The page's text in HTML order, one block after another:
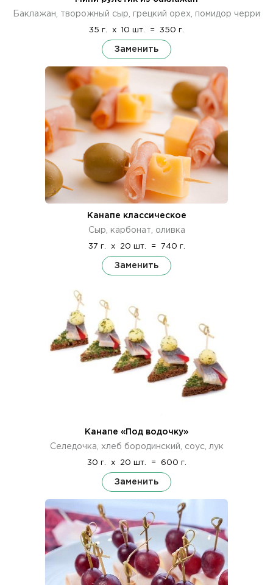
Баклажан, творожный сыр, грецкий орех, помидор черри
35 г. x 10 шт. = 350 г.
Заменить
Канапе классическое
Сыр, карбонат, оливка
37 г. x 20 шт. = 740 г.
Заменить
Канапе «Под водочку»
Селедочка, хлеб бородинский, соус, лук
30 г. x 20 шт. = 600 г.
Заменить